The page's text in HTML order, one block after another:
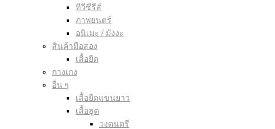
ทีวีซีรีส์
ภาพยนตร์
อนิเมะ / มังงะ
สินค้ามือสอง
เสื้อยืด
กางเกง
อื่น ๆ
เสื้อยืดแขนยาว
เสื้อฮูด
วงดนตรี